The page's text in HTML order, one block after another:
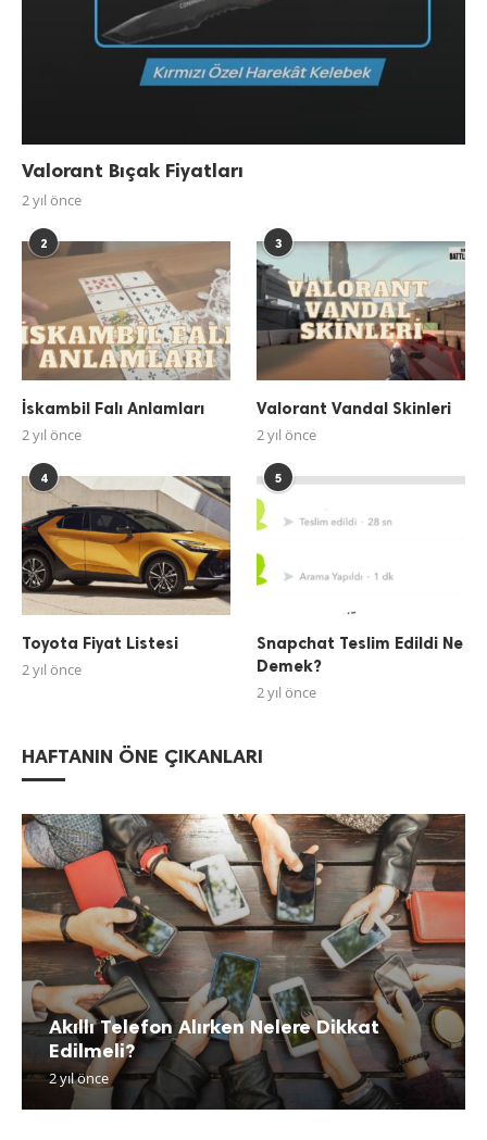
Valorant Bıçak Fiyatları
2 yıl önce
2
İskambil Falı Anlamları
2 yıl önce
3
Valorant Vandal Skinleri
2 yıl önce
4
Toyota Fiyat Listesi
2 yıl önce
5
Snapchat Teslim Edildi Ne
Demek?
2 yıl önce
HAFTANIN ÖNE ÇIKANLARI
Akıllı Telefon Alırken Nelere Dikkat
Edilmeli?
2 yıl önce